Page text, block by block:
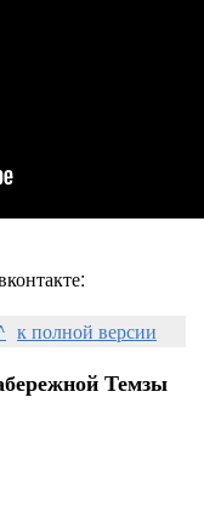
к полной версии
Темзы